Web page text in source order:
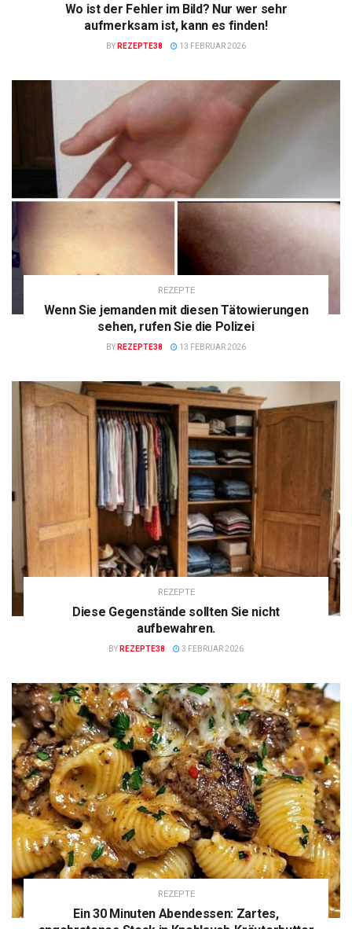
Wo ist der Fehler im Bild? Nur wer sehr
aufmerksam ist, kann es finden!
BY REZEPTE38 13 FEBRUAR 2026
REZEPTE
Wenn Sie jemanden mit diesen Tätowierungen
sehen, rufen Sie die Polizei
BY REZEPTE38 13 FEBRUAR 2026
REZEPTE
Diese Gegenstände sollten Sie nicht
aufbewahren.
BY REZEPTE38 3 FEBRUAR 2026
REZEPTE
Ein 30 Minuten Abendessen: Zartes,